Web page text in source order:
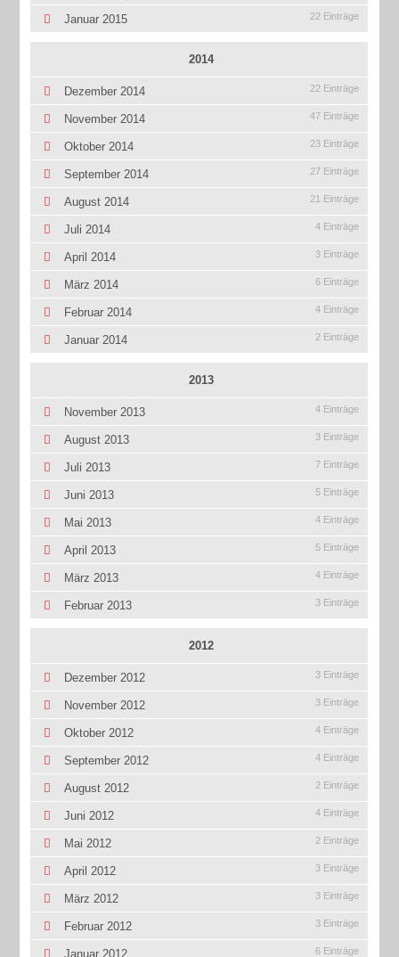
Januar 2015 22 Einträge
2014
Dezember 2014 22 Einträge
November 2014 47 Einträge
Oktober 2014 23 Einträge
September 2014 27 Einträge
August 2014 21 Einträge
Juli 2014 4 Einträge
April 2014 3 Einträge
März 2014 6 Einträge
Februar 2014 4 Einträge
Januar 2014 2 Einträge
2013
November 2013 4 Einträge
August 2013 3 Einträge
Juli 2013 7 Einträge
Juni 2013 5 Einträge
Mai 2013 4 Einträge
April 2013 5 Einträge
März 2013 4 Einträge
Februar 2013 3 Einträge
2012
Dezember 2012 3 Einträge
November 2012 3 Einträge
Oktober 2012 4 Einträge
September 2012 4 Einträge
August 2012 2 Einträge
Juni 2012 4 Einträge
Mai 2012 2 Einträge
April 2012 3 Einträge
März 2012 3 Einträge
Februar 2012 3 Einträge
Januar 2012 6 Einträge